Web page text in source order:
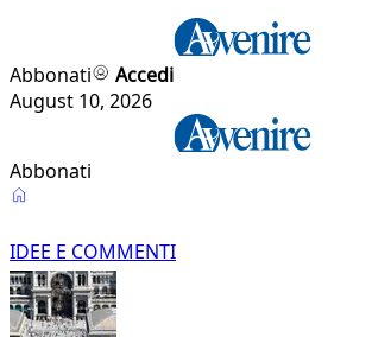
Abbonati
Accedi
August 10, 2026
Abbonati
Idee
e
Commenti
IDEE E COMMENTI